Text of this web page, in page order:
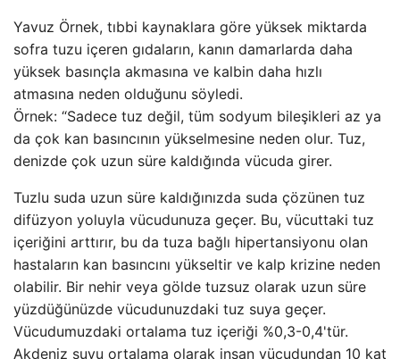
Yavuz Örnek, tıbbi kaynaklara göre yüksek miktarda
sofra tuzu içeren gıdaların, kanın damarlarda daha
yüksek basınçla akmasına ve kalbin daha hızlı
atmasına neden olduğunu söyledi.
Örnek: “Sadece tuz değil, tüm sodyum bileşikleri az ya
da çok kan basıncının yükselmesine neden olur. Tuz,
denizde çok uzun süre kaldığında vücuda girer.
Tuzlu suda uzun süre kaldığınızda suda çözünen tuz
difüzyon yoluyla vücudunuza geçer. Bu, vücuttaki tuz
içeriğini arttırır, bu da tuza bağlı hipertansiyonu olan
hastaların kan basıncını yükseltir ve kalp krizine neden
olabilir. Bir nehir veya gölde tuzsuz olarak uzun süre
yüzdüğünüzde vücudunuzdaki tuz suya geçer.
Vücudumuzdaki ortalama tuz içeriği %0,3-0,4'tür.
Akdeniz suyu ortalama olarak insan vücudundan 10 kat